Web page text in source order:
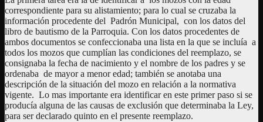
correspondiente para su alistamiento; para lo cual se cruzaba la
información procedente del Padrón Municipal, con los datos del
libro de bautismo de la Parroquia. Con los datos procedentes de
ambos documentos se confeccionaba una lista en la que se incluía a
todos los mozos que cumplían las condiciones del reemplazo, se
consignaba la fecha de nacimiento y el nombre de los padres y se
ordenaba de mayor a menor edad; también se anotaba una
descripción de la situación del mozo en relación a la normativa
vigente. Lo mas importante era identificar en este primer paso si se
producía alguna de las causas de exclusión que determinaba la Ley,
para ser declarado quinto en el presente reemplazo.